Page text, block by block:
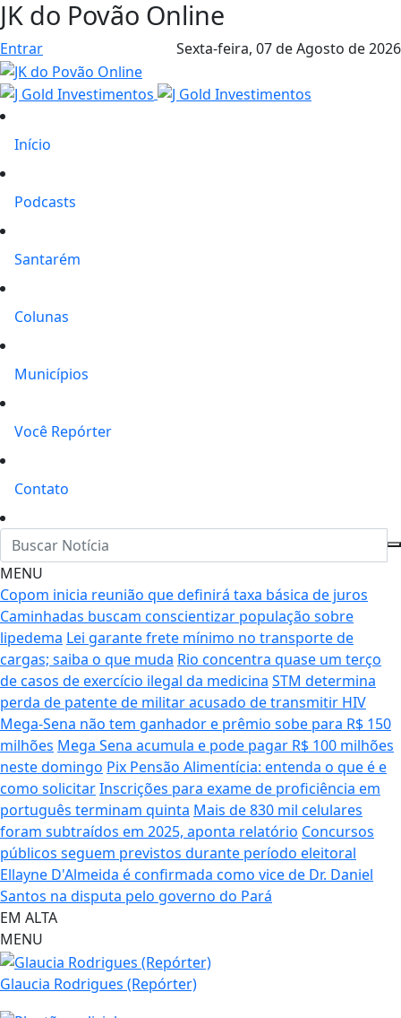
JK do Povão Online
Entrar Sexta-feira, 07 de Agosto de 2026
Início
Podcasts
Santarém
Colunas
Municípios
Você Repórter
Contato
MENU
Copom inicia reunião que definirá taxa básica de juros
Caminhadas buscam conscientizar população sobre
lipedema Lei garante frete mínimo no transporte de
cargas; saiba o que muda Rio concentra quase um terço
de casos de exercício ilegal da medicina STM determina
perda de patente de militar acusado de transmitir HIV
Mega-Sena não tem ganhador e prêmio sobe para R$ 150
milhões Mega Sena acumula e pode pagar R$ 100 milhões
neste domingo Pix Pensão Alimentícia: entenda o que é e
como solicitarInscrições para exame de proficiência em
português terminam quinta Mais de 830 mil celulares
foram subtraídos em 2025, aponta relatório Concursos
públicos seguem previstos durante período eleitoral
Ellayne D'Almeida é confirmada como vice de Dr. Daniel
Santos na disputa pelo governo do Pará
EM ALTA
MENU
Glaucia Rodrigues (Repórter)